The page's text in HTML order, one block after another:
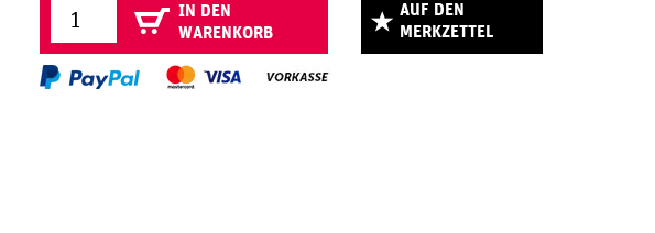
IN DEN
WARENKORB
AUF DEN
MERKZETTEL